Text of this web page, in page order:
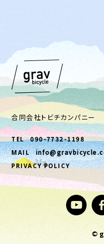
合同会社トビチカンパニー
TEL 090-7732-1198
MAIL
PRIVACY POLICY
©